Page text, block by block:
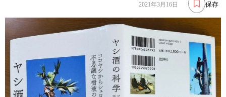
保存
2021年3月16日